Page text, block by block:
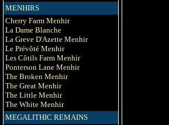
MENHIRS
Cherry Farm Menhir
La Dame Blanche
La Greve D'Azette Menhir
Le Prévôté Menhir
Les Côtils Farm Menhir
Ponterson Lane Menhir
The Broken Menhir
The Great Menhir
The Little Menhir
The White Menhir
MEGALITHIC REMAINS